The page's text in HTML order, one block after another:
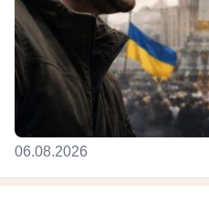
06.08.2026